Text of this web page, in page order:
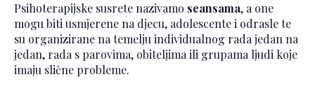
Psihoterapijske susrete nazivamo seansama, a one
mogu biti usmjerene na djecu, adolescente i odrasle te
su organizirane na temelju individualnog rada jedan na
jedan, rada s parovima, obiteljima ili grupama ljudi koje
imaju slične probleme.